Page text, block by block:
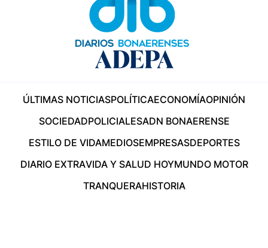
ÚLTIMAS NOTICIASPOLÍTICAECONOMÍAOPINIÓN
SOCIEDADPOLICIALESADN BONAERENSE
ESTILO DE VIDAMEDIOSEMPRESASDEPORTES
DIARIO EXTRAVIDA Y SALUD HOYMUNDO MOTOR